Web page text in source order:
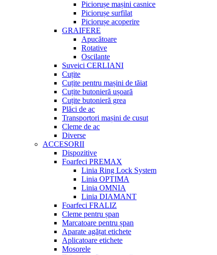
Piciorușe mașini casnice
Piciorușe surfilat
Piciorușe acoperire
GRAIFERE
Apucătoare
Rotative
Oscilante
Suveici CERLIANI
Cuțite
Cuțite pentru mașini de tăiat
Cuțite butonieră ușoară
Cuțite butonieră grea
Plăci de ac
Transportori mașini de cusut
Cleme de ac
Diverse
ACCESORII
Dispozitive
Foarfeci PREMAX
Linia Ring Lock System
Linia OPTIMA
Linia OMNIA
Linia DIAMANT
Foarfeci FRALIZ
Cleme pentru șpan
Marcatoare pentru șpan
Aparate agățat etichete
Aplicatoare etichete
Mosorele